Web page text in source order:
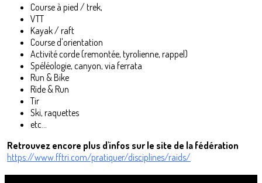
Course à pied / trek,
VTT
Kayak / raft
Course d'orientation
Activité corde (remontée, tyrolienne, rappel)
Spéléologie, canyon, via ferrata
Run & Bike
Ride & Run
Tir
Ski, raquettes
etc...
Retrouvez encore plus d'infos sur le site de la fédération
https://www.fftri.com/pratiquer/disciplines/raids/